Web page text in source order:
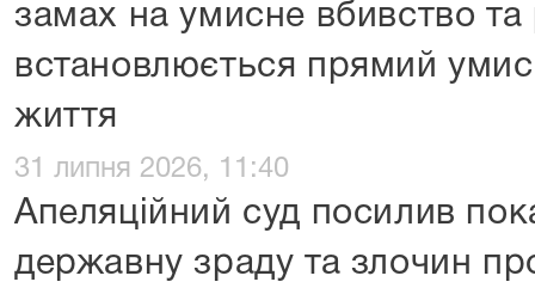
замах на умисне вбивство та
встановлюється прямий
життя
31 липня 2026, 11:40
Апеляційний суд посилив
державну зраду та злочин